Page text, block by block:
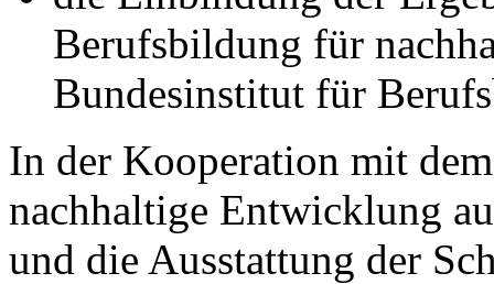
Berufsbildung für
Bundesinstitut für
In der Kooperation mit
nachhaltige Entwicklung
und die Ausstattung der